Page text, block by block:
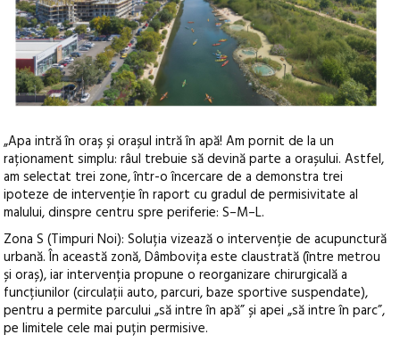
„Apa intră în oraș și orașul intră în apă! Am pornit de la un
raționament simplu: râul trebuie să devină parte a orașului. Astfel,
am selectat trei zone, într-o încercare de a demonstra trei
ipoteze de intervenție în raport cu gradul de permisivitate al
malului, dinspre centru spre periferie: S–M–L.
Zona S (Timpuri Noi): Soluția vizează o intervenție de acupunctură
urbană. În această zonă, Dâmbovița este claustrată (între metrou
și oraș), iar intervenția propune o reorganizare chirurgicală a
funcțiunilor (circulații auto, parcuri, baze sportive suspendate),
pentru a permite parcului „să intre în apă” și apei „să intre în parc”,
pe limitele cele mai puțin permisive.